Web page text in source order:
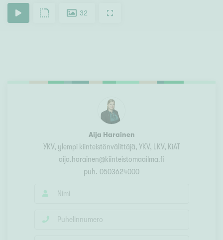
32
Aija Harainen
YKV, ylempi kiinteistönvälittäjä, YKV, LKV, KiAT
aija.harainen@kiinteistomaailma.fi
puh. 0503624000